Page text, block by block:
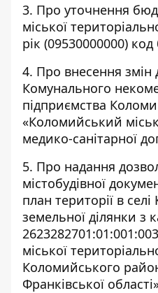
3. Про уточнення
міської
рік (09530000000)
4. Про внесення змін
Комунального
підприємства
«Коломийський
медико-санітарної
5. Про надання
містобудівної
план території в
земельної ділянки з
міської
Коломийського
Франківської